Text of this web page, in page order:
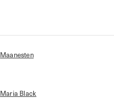
Maanesten
Maria Black